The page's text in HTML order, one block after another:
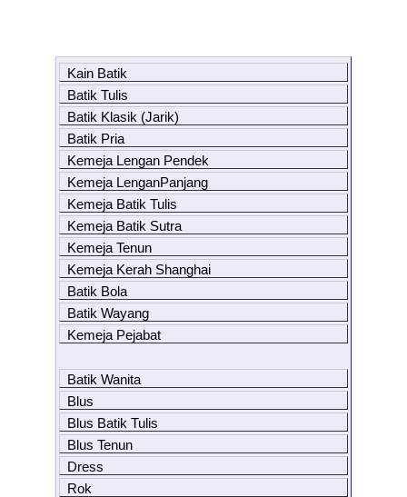
Kain Batik
Batik Tulis
Batik Klasik (Jarik)
Batik Pria
Kemeja Lengan Pendek
Kemeja LenganPanjang
Kemeja Batik Tulis
Kemeja Batik Sutra
Kemeja Tenun
Kemeja Kerah Shanghai
Batik Bola
Batik Wayang
Kemeja Pejabat
Batik Wanita
Blus
Blus Batik Tulis
Blus Tenun
Dress
Rok